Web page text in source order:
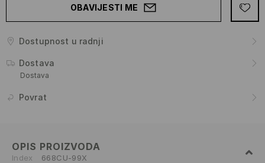
OBAVIJESTI ME
Dostupnost u radnji
Dostava
Dostava
Povrat
OPIS PROIZVODA
Index 668CU-99X